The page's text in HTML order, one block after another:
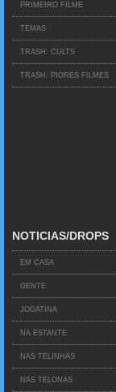
PRIMEIRO FILME
TEMAS
TRASH: CULTS
TRASH: PIORES FILMES
NOTICIAS/DROPS
EM CASA
GENTE
JOGATINA
NA ESTANTE
NAS TELINHAS
NAS TELONAS